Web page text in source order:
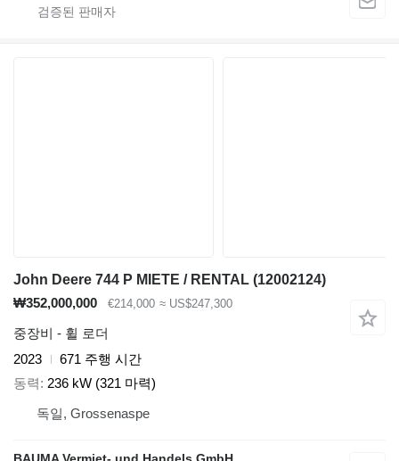
John Deere 744 P MIETE / RENTAL (12002124)
₩352,000,000
€214,000 ≈ US$247,300
중장비 - 휠 로더
2023
671 주행 시간
동력
236 kW (321 마력)
독일, Grossenaspe
BAUMA Vermiet- und Handels GmbH